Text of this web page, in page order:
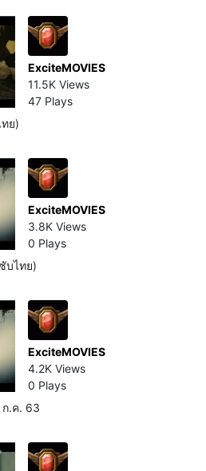
ExciteMOVIES
11.5K Views
47 Plays
ย)
ExciteMOVIES
3.8K Views
0 Plays
บไทย)
ExciteMOVIES
4.2K Views
0 Plays
ก.ค. 63